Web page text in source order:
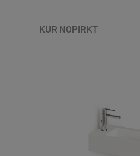
KUR NOPIRKT